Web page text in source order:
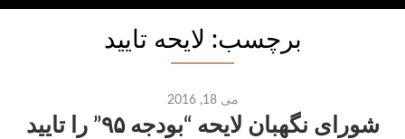
برچسب: لایحه تایید
می 18, 2016
شورای نگهبان لایحه “بودجه ۹۵” را تایید